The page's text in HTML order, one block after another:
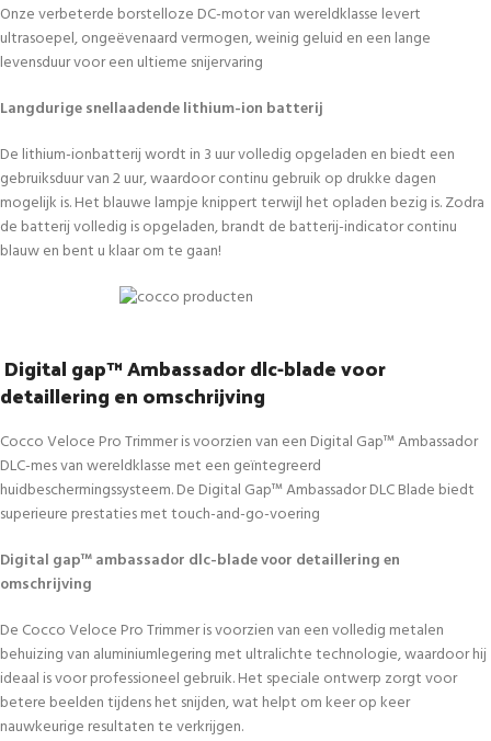
Onze verbeterde borstelloze DC-motor van wereldklasse levert
ultrasoepel, ongeëvenaard vermogen, weinig geluid en een lange
levensduur voor een ultieme snijervaring
Langdurige snellaadende lithium-ion batterij
De lithium-ionbatterij wordt in 3 uur volledig opgeladen en biedt een
gebruiksduur van 2 uur, waardoor continu gebruik op drukke dagen
mogelijk is. Het blauwe lampje knippert terwijl het opladen bezig is. Zodra
de batterij volledig is opgeladen, brandt de batterij-indicator continu
blauw en bent u klaar om te gaan!
Digital gap™ Ambassador dlc-blade voor
detaillering en omschrijving
Cocco Veloce Pro Trimmer is voorzien van een Digital Gap™ Ambassador
DLC-mes van wereldklasse met een geïntegreerd
huidbeschermingssysteem. De Digital Gap™ Ambassador DLC Blade biedt
superieure prestaties met touch-and-go-voering
Digital gap™ ambassador dlc-blade voor detaillering en
omschrijving
De Cocco Veloce Pro Trimmer is voorzien van een volledig metalen
behuizing van aluminiumlegering met ultralichte technologie, waardoor hij
ideaal is voor professioneel gebruik. Het speciale ontwerp zorgt voor
betere beelden tijdens het snijden, wat helpt om keer op keer
nauwkeurige resultaten te verkrijgen.